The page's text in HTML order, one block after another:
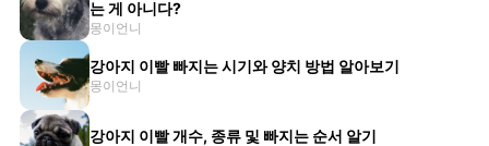
는 게 아니다?
몽이언니
강아지 이빨 빠지는 시기와 양치 방법 알아보기
몽이언니
강아지 이빨 개수, 종류 및 빠지는 순서 알기